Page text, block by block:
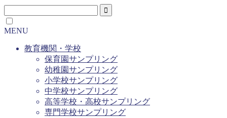
MENU
教育機関・学校
保育園サンプリング
幼稚園サンプリング
小学校サンプリング
中学校サンプリング
高等学校・高校サンプリング
専門学校サンプリング